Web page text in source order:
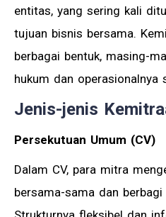
entitas, yang sering kali
tujuan bisnis bersama.
berbagai bentuk, masing-
hukum dan operasionalnya
Jenis-jenis
Persekutuan Umum (CV)
Dalam CV, para mitra
bersama-sama dan